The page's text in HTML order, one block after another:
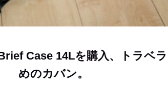
Case 14Lを購入、トラベ
めのカバン。